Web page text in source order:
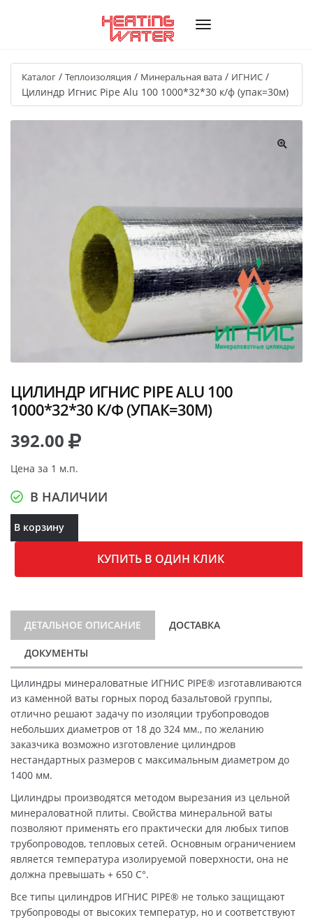
Каталог / Теплоизоляция / Минеральная вата / ИГНИС /
Цилиндр Игнис Pipe Alu 100 1000*32*30 к/ф (упак=30м)
ЦИЛИНДР ИГНИС PIPE ALU 100
1000*32*30 К/Ф (УПАК=30М)
392.00
Цена за 1 м.п.
В НАЛИЧИИ
В корзину
КУПИТЬ В ОДИН КЛИК
ДЕТАЛЬНОЕ ОПИСАНИЕ ДОСТАВКА
ДОКУМЕНТЫ
Цилиндры минераловатные ИГНИС PIPE® изготавливаются
из каменной ваты горных пород базальтовой группы,
отлично решают задачу по изоляции трубопроводов
небольших диаметров от 18 до 324 мм., по желанию
заказчика возможно изготовление цилиндров
нестандартных размеров с максимальным диаметром до
1400 мм.
Цилиндры производятся методом вырезания из цельной
минераловатной плиты. Свойства минеральной ваты
позволяют применять его практически для любых типов
трубопроводов, тепловых сетей. Основным ограничением
является температура изолируемой поверхности, она не
должна превышать + 650 C°.
Все типы цилиндров ИГНИС PIPE® не только защищают
трубопроводы от высоких температур, но и соответствуют